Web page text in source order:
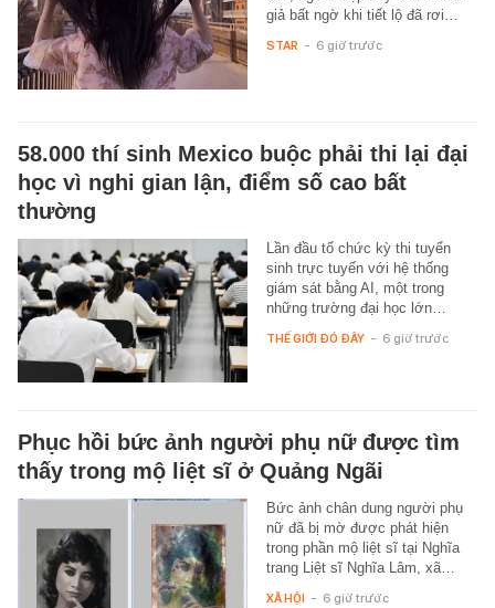
giả bất ngờ khi tiết lộ đã rơi…
STAR - 6 giờ trước
58.000 thí sinh Mexico buộc phải thi lại đại
học vì nghi gian lận, điểm số cao bất
thường
Lần đầu tổ chức kỳ thi tuyển
sinh trực tuyến với hệ thống
giám sát bằng AI, một trong
những trường đại học lớn…
THẾ GIỚI ĐÓ ĐÂY - 6 giờ trước
Phục hồi bức ảnh người phụ nữ được tìm
thấy trong mộ liệt sĩ ở Quảng Ngãi
Bức ảnh chân dung người phụ
nữ đã bị mờ được phát hiện
trong phần mộ liệt sĩ tại Nghĩa
trang Liệt sĩ Nghĩa Lâm, xã…
XÃ HỘI - 6 giờ trước